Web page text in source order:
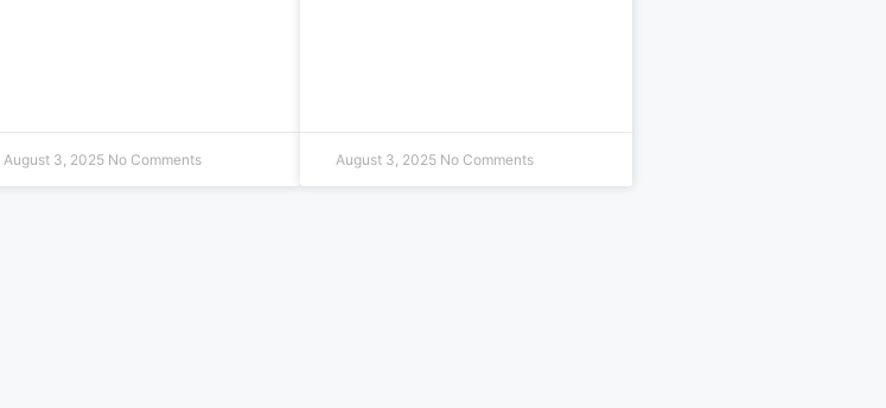
August 3, 2025 No Comments August 3, 2025 No Comments